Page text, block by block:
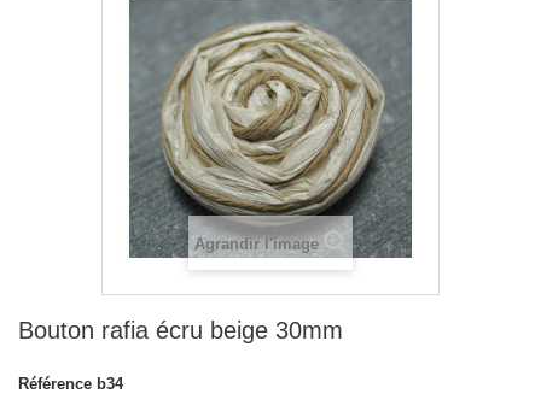
Agrandir l'image
Bouton rafia écru beige 30mm
Référence b34